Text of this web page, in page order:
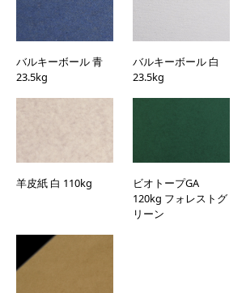
バルキーボール 青
23.5kg
バルキーボール 白
23.5kg
羊皮紙 白 110kg
ビオトープGA
120kg フォレストグ
リーン